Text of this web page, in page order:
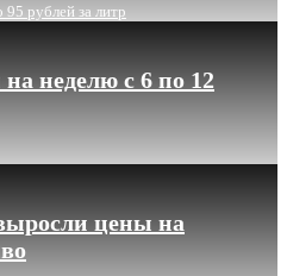
рублей за литр
неделю с 6 по 12
цены на